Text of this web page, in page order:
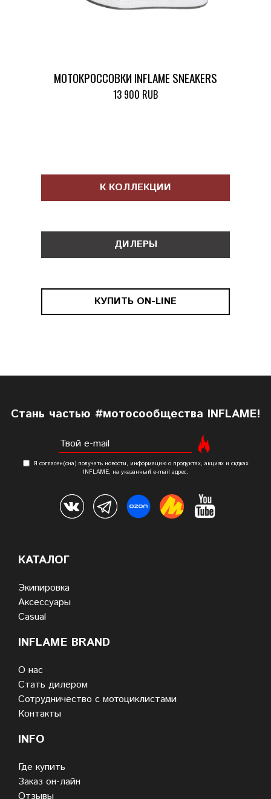
МОТОКРОССОВКИ INFLAME SNEAKERS
13 900 RUB
К КОЛЛЕКЦИИ
ДИЛЕРЫ
КУПИТЬ ON-LINE
Cтань частью #мотосообщества INFLAME!
Я согласен(сна) получать новости, информацию о продуктах, акциях и скдках
INFLAME, на указанный е-mail адрес.
КАТАЛОГ
Экипировка
Аксессуары
Casual
INFLAME BRAND
О нас
Стать дилером
Сотрудничество с мотоциклистами
Контакты
INFO
Где купить
Заказ он-лайн
Отзывы